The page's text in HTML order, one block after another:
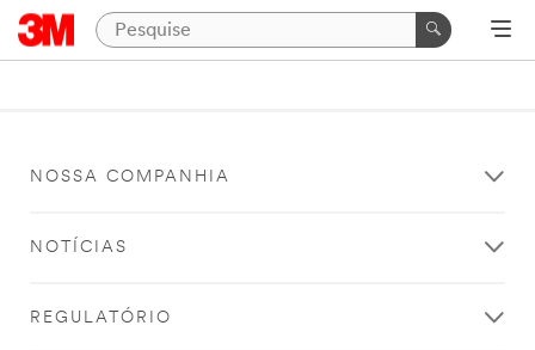
NOSSA COMPANHIA
NOTÍCIAS
REGULATÓRIO